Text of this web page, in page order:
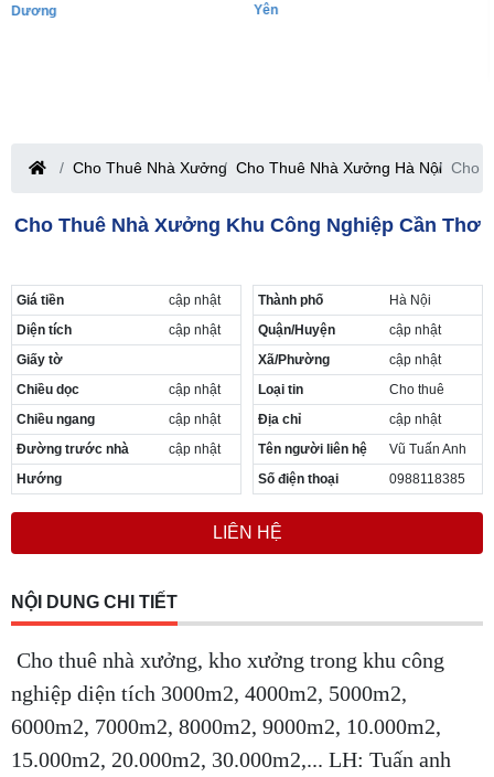
Dương
Yên
Cho Thuê Nhà Xưởng Cho Thuê Nhà Xưởng Hà Nội Cho
Cho Thuê Nhà Xưởng Khu Công Nghiệp Cần Thơ
Giá tiền
cập nhật
Diện tích
cập nhật
Giấy tờ
Chiều dọc
cập nhật
Chiều ngang
cập nhật
Đường trước nhà
cập nhật
Hướng
Thành phố
Hà Nội
Quận/Huyện
cập nhật
Xã/Phường
cập nhật
Loại tin
Cho thuê
Địa chỉ
cập nhật
Tên người liên hệ
Vũ Tuấn Anh
Số điện thoại
0988118385
LIÊN HỆ
NỘI DUNG CHI TIẾT
Cho thuê nhà xưởng, kho xưởng trong khu công
nghiệp diện tích 3000m2, 4000m2, 5000m2,
6000m2, 7000m2, 8000m2, 9000m2, 10.000m2,
15.000m2, 20.000m2, 30.000m2,... LH: Tuấn anh